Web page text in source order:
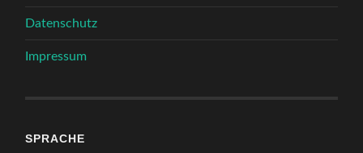
Datenschutz
Impressum
SPRACHE